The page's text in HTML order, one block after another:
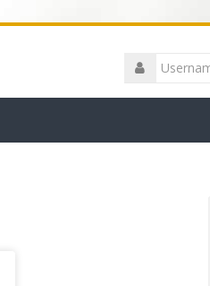
Username